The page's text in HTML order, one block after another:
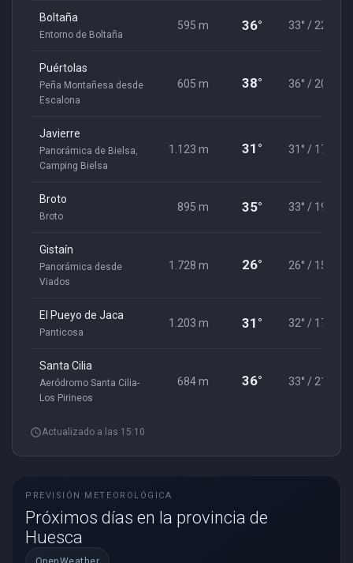
Boltaña
Entorno de Boltaña
595 m 36° 33° / 22°
Puértolas
Peña Montañesa desde
Escalona
605 m 38° 36° / 20°
Javierre
Panorámica de Bielsa,
Camping Bielsa
1.123 m 31° 31° / 17°
Broto
Broto
895 m 35° 33° / 19°
Gistaín
Panorámica desde
Viados
1.728 m 26° 26° / 15°
El Pueyo de Jaca
Panticosa
1.203 m 31° 32° / 17°
Santa Cilia
Aeródromo Santa Cilia-
Los Pirineos
684 m 36° 33° / 21°
scheduleActualizado a las 15:10
PREVISIÓN METEOROLÓGICA
Próximos días en la provincia de
Huesca